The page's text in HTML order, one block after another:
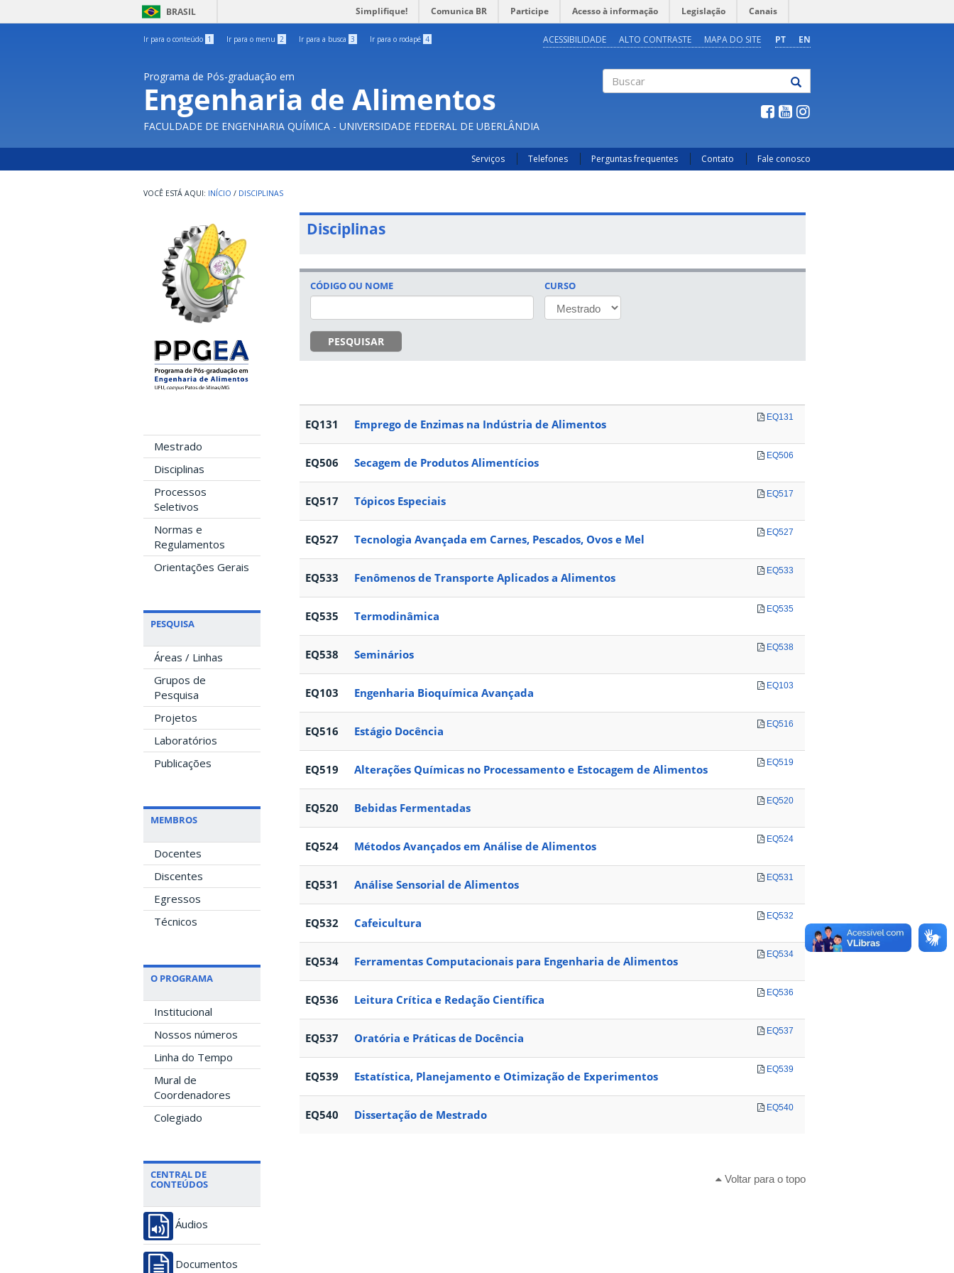
BRASIL Simplifique! Comunica BR Participe Acesso à informação Legislação Canais
Ir para o conteúdo 1 Ir para o menu 2 Ir para a busca 3 Ir para o rodapé 4 PT EN
ACESSIBILIDADE ALTO CONTRASTE MAPA DO SITE
Programa de Pós-graduação em
Engenharia de Alimentos
FACULDADE DE ENGENHARIA QUÍMICA - UNIVERSIDADE FEDERAL DE UBERLÂNDIA
Serviços Telefones Perguntas frequentes Contato Fale conosco
INÍCIO / DISCIPLINAS
Mestrado
Disciplinas
Processos
Seletivos
Normas e
Regulamentos
Orientações Gerais
PESQUISA
Áreas / Linhas
Grupos de
Pesquisa
Projetos
Laboratórios
Publicações
MEMBROS
Docentes
Discentes
Egressos
Técnicos
O PROGRAMA
Institucional
Nossos números
Linha do Tempo
Mural de
Coordenadores
Colegiado
CENTRAL DE
CONTEÚDOS
Áudios
Documentos
Disciplinas
CÓDIGO OU NOME CURSO
PESQUISAR
EQ131 Emprego de Enzimas na Indústria de Alimentos
EQ131
EQ506 Secagem de Produtos Alimentícios
EQ506
EQ517 Tópicos Especiais
EQ517
EQ527 Tecnologia Avançada em Carnes, Pescados, Ovos e Mel
EQ527
EQ533 Fenômenos de Transporte Aplicados a Alimentos
EQ533
EQ535 Termodinâmica
EQ535
EQ538 Seminários
EQ538
EQ103 Engenharia Bioquímica Avançada
EQ103
EQ516 Estágio Docência
EQ516
EQ519 Alterações Químicas no Processamento e Estocagem de Alimentos
EQ519
EQ520 Bebidas Fermentadas
EQ520
EQ524 Métodos Avançados em Análise de Alimentos
EQ524
EQ531 Análise Sensorial de Alimentos
EQ531
EQ532 Cafeicultura
EQ532
EQ534 Ferramentas Computacionais para Engenharia de Alimentos
EQ534
EQ536 Leitura Crítica e Redação Científica
EQ536
EQ537 Oratória e Práticas de Docência
EQ537
EQ539 Estatística, Planejamento e Otimização de Experimentos
EQ539
EQ540 Dissertação de Mestrado
EQ540
Voltar para o topo